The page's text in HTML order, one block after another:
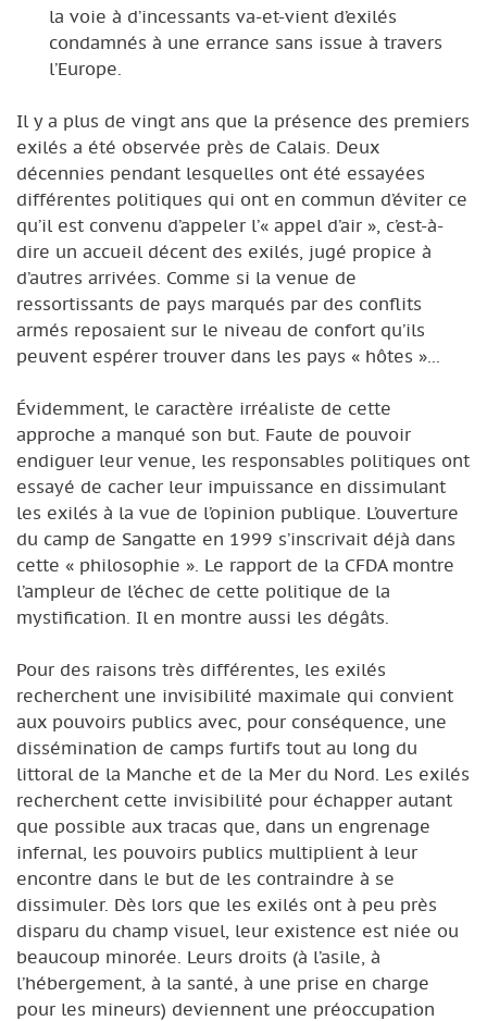
la voie à d’incessants va-et-vient d’exilés
condamnés à une errance sans issue à travers
l’Europe.
Il y a plus de vingt ans que la présence des premiers
exilés a été observée près de Calais. Deux
décennies pendant lesquelles ont été essayées
différentes politiques qui ont en commun d’éviter ce
qu’il est convenu d’appeler l’« appel d’air », c’est-à-
dire un accueil décent des exilés, jugé propice à
d’autres arrivées. Comme si la venue de
ressortissants de pays marqués par des conflits
armés reposaient sur le niveau de confort qu’ils
peuvent espérer trouver dans les pays « hôtes »...
Évidemment, le caractère irréaliste de cette
approche a manqué son but. Faute de pouvoir
endiguer leur venue, les responsables politiques ont
essayé de cacher leur impuissance en dissimulant
les exilés à la vue de l’opinion publique. L’ouverture
du camp de Sangatte en 1999 s’inscrivait déjà dans
cette « philosophie ». Le rapport de la CFDA montre
l’ampleur de l’échec de cette politique de la
mystification. Il en montre aussi les dégâts.
Pour des raisons très différentes, les exilés
recherchent une invisibilité maximale qui convient
aux pouvoirs publics avec, pour conséquence, une
dissémination de camps furtifs tout au long du
littoral de la Manche et de la Mer du Nord. Les exilés
recherchent cette invisibilité pour échapper autant
que possible aux tracas que, dans un engrenage
infernal, les pouvoirs publics multiplient à leur
encontre dans le but de les contraindre à se
dissimuler. Dès lors que les exilés ont à peu près
disparu du champ visuel, leur existence est niée ou
beaucoup minorée. Leurs droits (à l’asile, à
l’hébergement, à la santé, à une prise en charge
pour les mineurs) deviennent une préoccupation